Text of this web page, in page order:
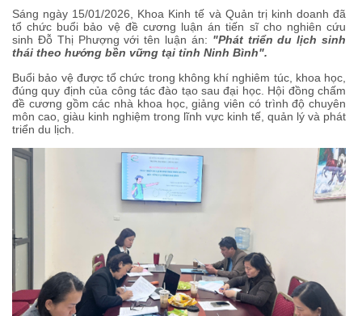
Sáng ngày 15/01/2026, Khoa Kinh tế và Quản trị kinh doanh đã
tổ chức buổi bảo vệ đề cương luận án tiến sĩ cho nghiên cứu
sinh Đỗ Thị Phượng với tên luận án: "Phát triển du lịch sinh
thái theo hướng bền vững tại tỉnh Ninh Bình".
Buổi bảo vệ được tổ chức trong không khí nghiêm túc, khoa học,
đúng quy định của công tác đào tạo sau đại học. Hội đồng chấm
đề cương gồm các nhà khoa học, giảng viên có trình độ chuyên
môn cao, giàu kinh nghiệm trong lĩnh vực kinh tế, quản lý và phát
triển du lịch.